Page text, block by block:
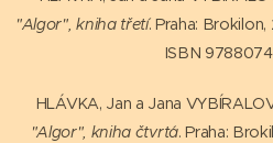
"Algor", kniha třetí. Praha:
ISBN
HLÁVKA, Jan a Jana
"Algor", kniha čtvrtá. Praha: